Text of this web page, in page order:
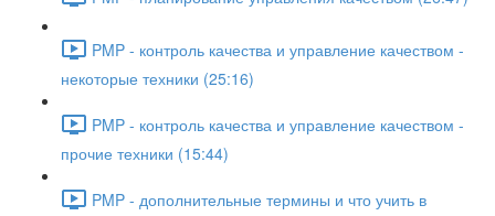
PMP - контроль качества и управление качеством -
некоторые техники (25:16)
PMP - контроль качества и управление качеством -
прочие техники (15:44)
PMP - дополнительные термины и что учить в